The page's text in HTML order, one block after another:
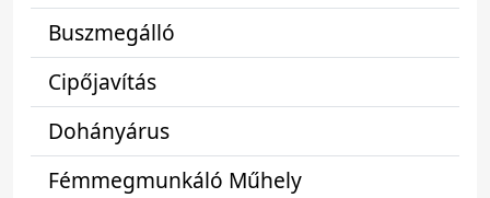
Buszmegálló
Cipőjavítás
Dohányárus
Fémmegmunkáló Műhely